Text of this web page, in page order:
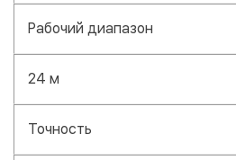
Рабочий диапазон
24 м
Точность